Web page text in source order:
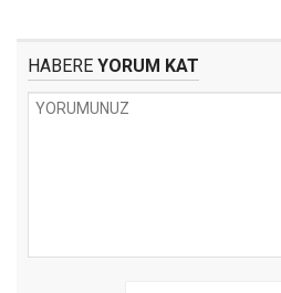
HABERE YORUM KAT